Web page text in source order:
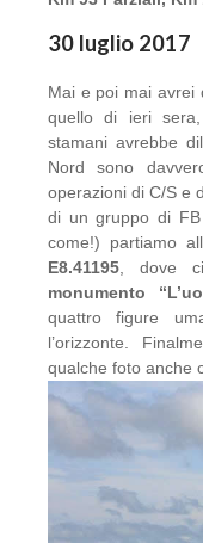
30 luglio 2017
Mai e poi mai avrei
quello di ieri
stamani avrebbe
Nord sono
operazioni di C/S e
di un gruppo di
come!) partiamo
E8.41195 , dove
monumento
quattro figure
l’orizzonte.
qualche foto anche